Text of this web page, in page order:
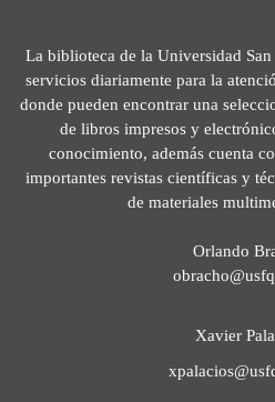
La biblioteca de la Universidad
servicios diariamente para la
donde pueden encontrar una
de libros impresos y
conocimiento, además cuenta
importantes revistas científicas y
de materiales
Orlando
Xavier